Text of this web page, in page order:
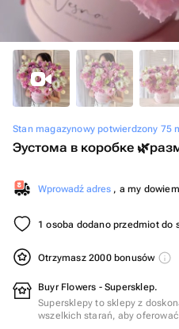
Stan magazynowy potwierdzony 75
Эустома в коробке
Wprowadź adres , a my
1 osoba dodano przedmiot do
Otrzymasz 2000 bonusów
Buyr Flowers - Supersklep.
Supersklepy to sklepy z
wszelkich starań, aby